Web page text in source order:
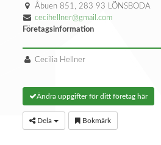
Åbuen 851, 283 93 LÖNSBODA
cecihellner@gmail.com
Företagsinformation
Cecilia Hellner
Ändra uppgifter för ditt företag här
Dela Bokmärk